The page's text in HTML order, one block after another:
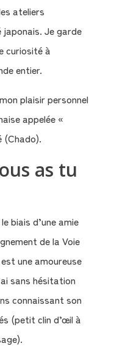
ateliers
Je garde
curiosité à
entier.
plaisir personnel
appelée «
(Chado).
as tu
biais d’une amie
de la Voie
une amoureuse
sans hésitation
connaissant son
(petit clin d’œil à